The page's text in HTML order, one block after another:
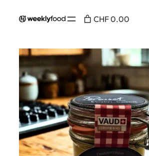
CHF 0.00
Accueil/Bocaux/ Perusset –
campagne à la rhubarbe